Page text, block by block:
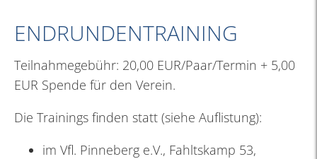
ENDRUNDENTRAINING
Teilnahmegebühr: 20,00 EUR/Paar/Termin + 5,00
EUR Spende für den Verein.
Die Trainings finden statt (siehe Auflistung):
im Vfl. Pinneberg e.V., Fahltskamp 53,